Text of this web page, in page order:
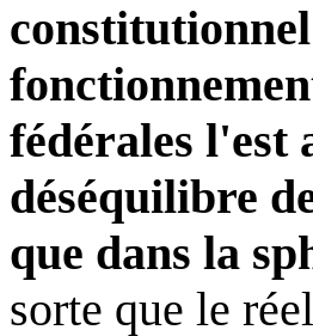
fédérales l'est
déséquilibre
que dans la
sorte que le